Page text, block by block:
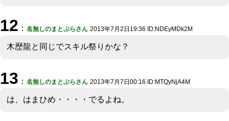
12 ： 名無しのまとぷらさん 2013年7月2日19:36 ID:NDEyMDk2M
木歴龍と同じでスキル祭りかな？
13 ： 名無しのまとぷらさん 2013年7月7日00:16 ID:MTQyNjA4M
は、はまひめ・・・・でるよね。